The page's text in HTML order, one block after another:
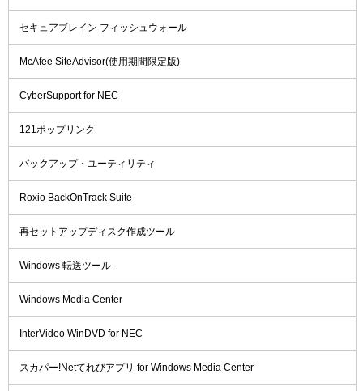
セキュアブレイン フィッシュウォール
McAfee SiteAdvisor(使用期間限定版)
CyberSupport for NEC
121ポップリンク
バックアップ・ユーティリティ
Roxio BackOnTrack Suite
再セットアップディスク作成ツール
Windows 転送ツール
Windows Media Center
InterVideo WinDVD for NEC
スカパー!Netてれびアプリ for Windows Media Center